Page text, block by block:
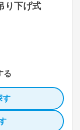
り下げ式
る
す